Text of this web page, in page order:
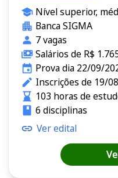
Nível superior,
Banca SIGMA
7 vagas
Salários de R$
Prova dia 22/09/
Inscrições de 19/
103 horas de
6 disciplinas
Ver edital